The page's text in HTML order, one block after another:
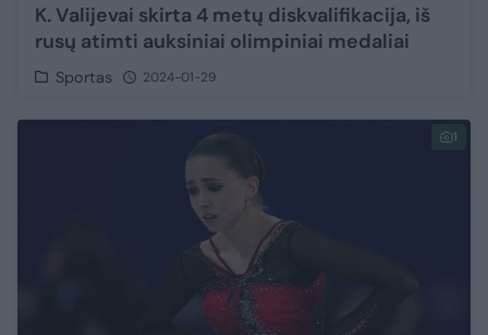
K. Valijevai skirta 4 metų diskvalifikacija, iš
rusų atimti auksiniai olimpiniai medaliai
Sportas 2024-01-29
1